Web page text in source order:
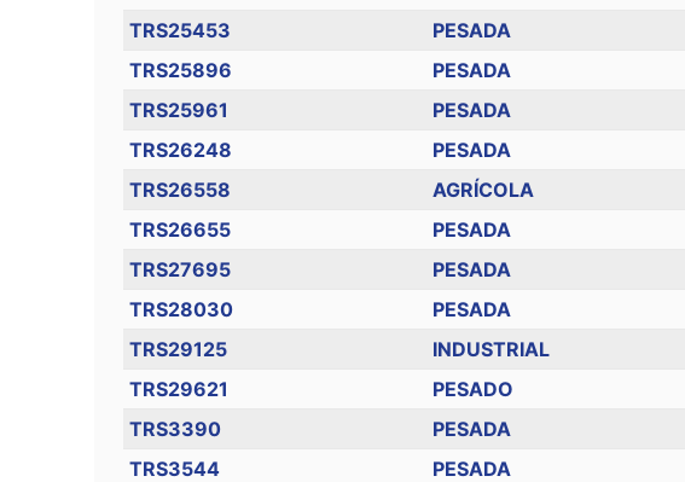
TRS25453
PESADA
TRS25896
PESADA
TRS25961
PESADA
TRS26248
PESADA
TRS26558
AGRÍCOLA
TRS26655
PESADA
TRS27695
PESADA
TRS28030
PESADA
TRS29125
INDUSTRIAL
TRS29621
PESADO
TRS3390
PESADA
TRS3544
PESADA